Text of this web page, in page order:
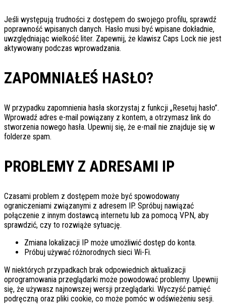
Jeśli występują trudności z dostępem do swojego profilu, sprawdź
poprawność wpisanych danych. Hasło musi być wpisane dokładnie,
uwzględniając wielkość liter. Zapewnij, że klawisz Caps Lock nie jest
aktywowany podczas wprowadzania.
ZAPOMNIAŁEŚ HASŁO?
W przypadku zapomnienia hasła skorzystaj z funkcji „Resetuj hasło”.
Wprowadź adres e-mail powiązany z kontem, a otrzymasz link do
stworzenia nowego hasła. Upewnij się, że e-mail nie znajduje się w
folderze spam.
PROBLEMY Z ADRESAMI IP
Czasami problem z dostępem może być spowodowany
ograniczeniami związanymi z adresem IP. Spróbuj nawiązać
połączenie z innym dostawcą internetu lub za pomocą VPN, aby
sprawdzić, czy to rozwiąże sytuację.
Zmiana lokalizacji IP może umożliwić dostęp do konta.
Próbuj używać różnorodnych sieci Wi-Fi.
W niektórych przypadkach brak odpowiednich aktualizacji
oprogramowania przeglądarki może powodować problemy. Upewnij
się, że używasz najnowszej wersji przeglądarki. Wyczyść pamięć
podręczną oraz pliki cookie, co może pomóc w odświeżeniu sesji.